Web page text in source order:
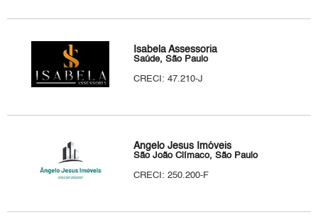
Isabela Assessoria
Saúde, São Paulo
CRECI: 47.210-J
Ângelo Jesus Imóveis
São João Clímaco, São Paulo
CRECI: 250.200-F